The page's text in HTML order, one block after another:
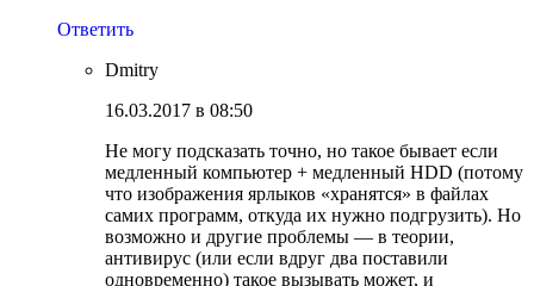
Ответить
Dmitry
16.03.2017 в 08:50
Не могу подсказать точно, но такое бывает если
медленный компьютер + медленный HDD (потому
что изображения ярлыков «хранятся» в файлах
самих программ, откуда их нужно подгрузить). Но
возможно и другие проблемы — в теории,
антивирус (или если вдруг два поставили
одновременно) такое вызывать может, и